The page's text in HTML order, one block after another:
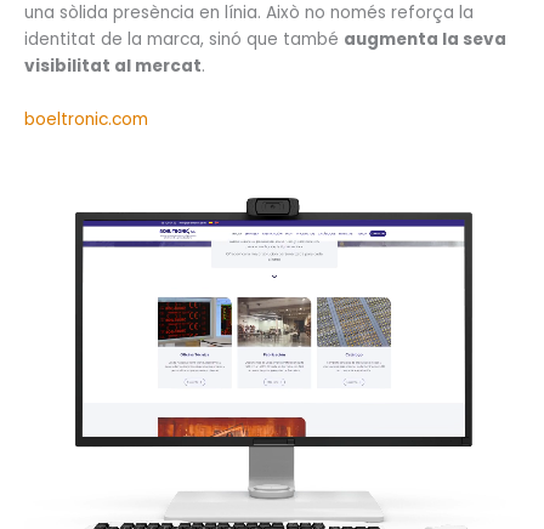
una sòlida presència en línia. Això no només reforça la
identitat de la marca, sinó que també augmenta la seva
visibilitat al mercat.
boeltronic.com